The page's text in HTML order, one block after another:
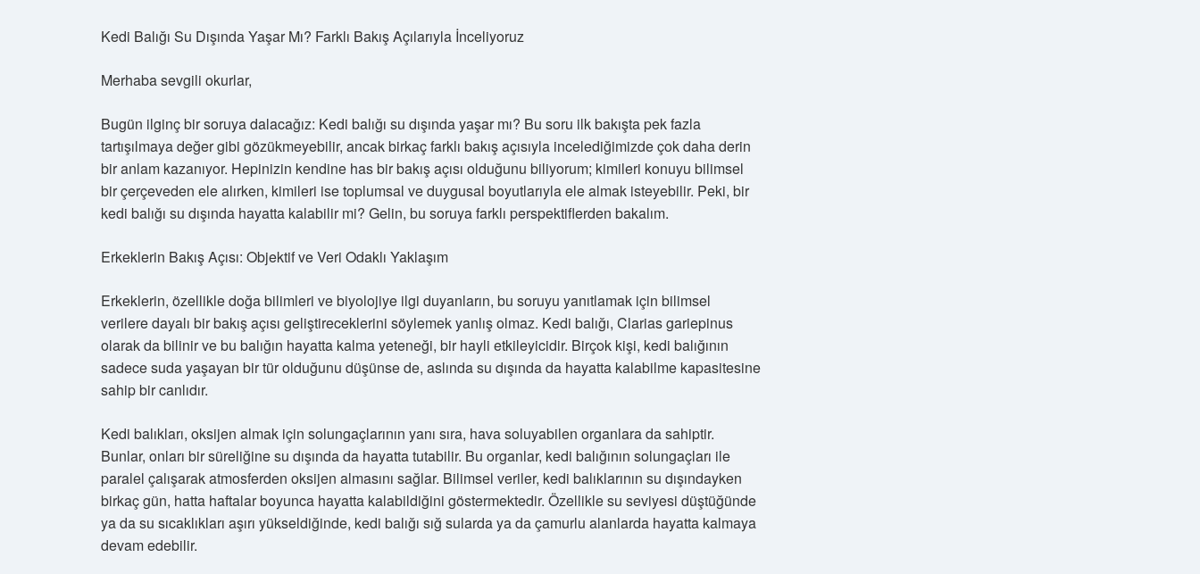
Kedi Balığı Su Dışında Yaşar Mı? Farklı Bakış Açılarıyla İnceliyoruz
Merhaba sevgili okurlar,
Bugün ilginç bir soruya dalacağız: Kedi balığı su dışında yaşar mı? Bu soru ilk bakışta pek fazla
tartışılmaya değer gibi gözükmeyebilir, ancak birkaç farklı bakış açısıyla incelediğimizde çok daha derin
bir anlam kazanıyor. Hepinizin kendine has bir bakış açısı olduğunu biliyorum; kimileri konuyu bilimsel
bir çerçeveden ele alırken, kimileri ise toplumsal ve duygusal boyutlarıyla ele almak isteyebilir. Peki, bir
kedi balığı su dışında hayatta kalabilir mi? Gelin, bu soruya farklı perspektiflerden bakalım.
Erkeklerin Bakış Açısı: Objektif ve Veri Odaklı Yaklaşım
Erkeklerin, özellikle doğa bilimleri ve biyolojiye ilgi duyanların, bu soruyu yanıtlamak için bilimsel
verilere dayalı bir bakış açısı geliştireceklerini söylemek yanlış olmaz. Kedi balığı, Clarias gariepinus
olarak da bilinir ve bu balığın hayatta kalma yeteneği, bir hayli etkileyicidir. Birçok kişi, kedi balığının
sadece suda yaşayan bir tür olduğunu düşünse de, aslında su dışında da hayatta kalabilme kapasitesine
sahip bir canlıdır.
Kedi balıkları, oksijen almak için solungaçlarının yanı sıra, hava soluyabilen organlara da sahiptir.
Bunlar, onları bir süreliğine su dışında da hayatta tutabilir. Bu organlar, kedi balığının solungaçları ile
paralel çalışarak atmosferden oksijen almasını sağlar. Bilimsel veriler, kedi balıklarının su dışındayken
birkaç gün, hatta haftalar boyunca hayatta kalabildiğini göstermektedir. Özellikle su seviyesi düştüğünde
ya da su sıcaklıkları aşırı yükseldiğinde, kedi balığı sığ sularda ya da çamurlu alanlarda hayatta kalmaya
devam edebilir.